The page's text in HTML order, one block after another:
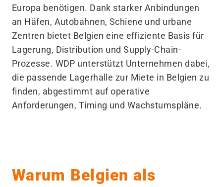
Europa benötigen. Dank starker Anbindungen
an Häfen, Autobahnen, Schiene und urbane
Zentren bietet Belgien eine effiziente Basis für
Lagerung, Distribution und Supply-Chain-
Prozesse. WDP unterstützt Unternehmen dabei,
die passende Lagerhalle zur Miete in Belgien zu
finden, abgestimmt auf operative
Anforderungen, Timing und Wachstumspläne.
Warum Belgien als